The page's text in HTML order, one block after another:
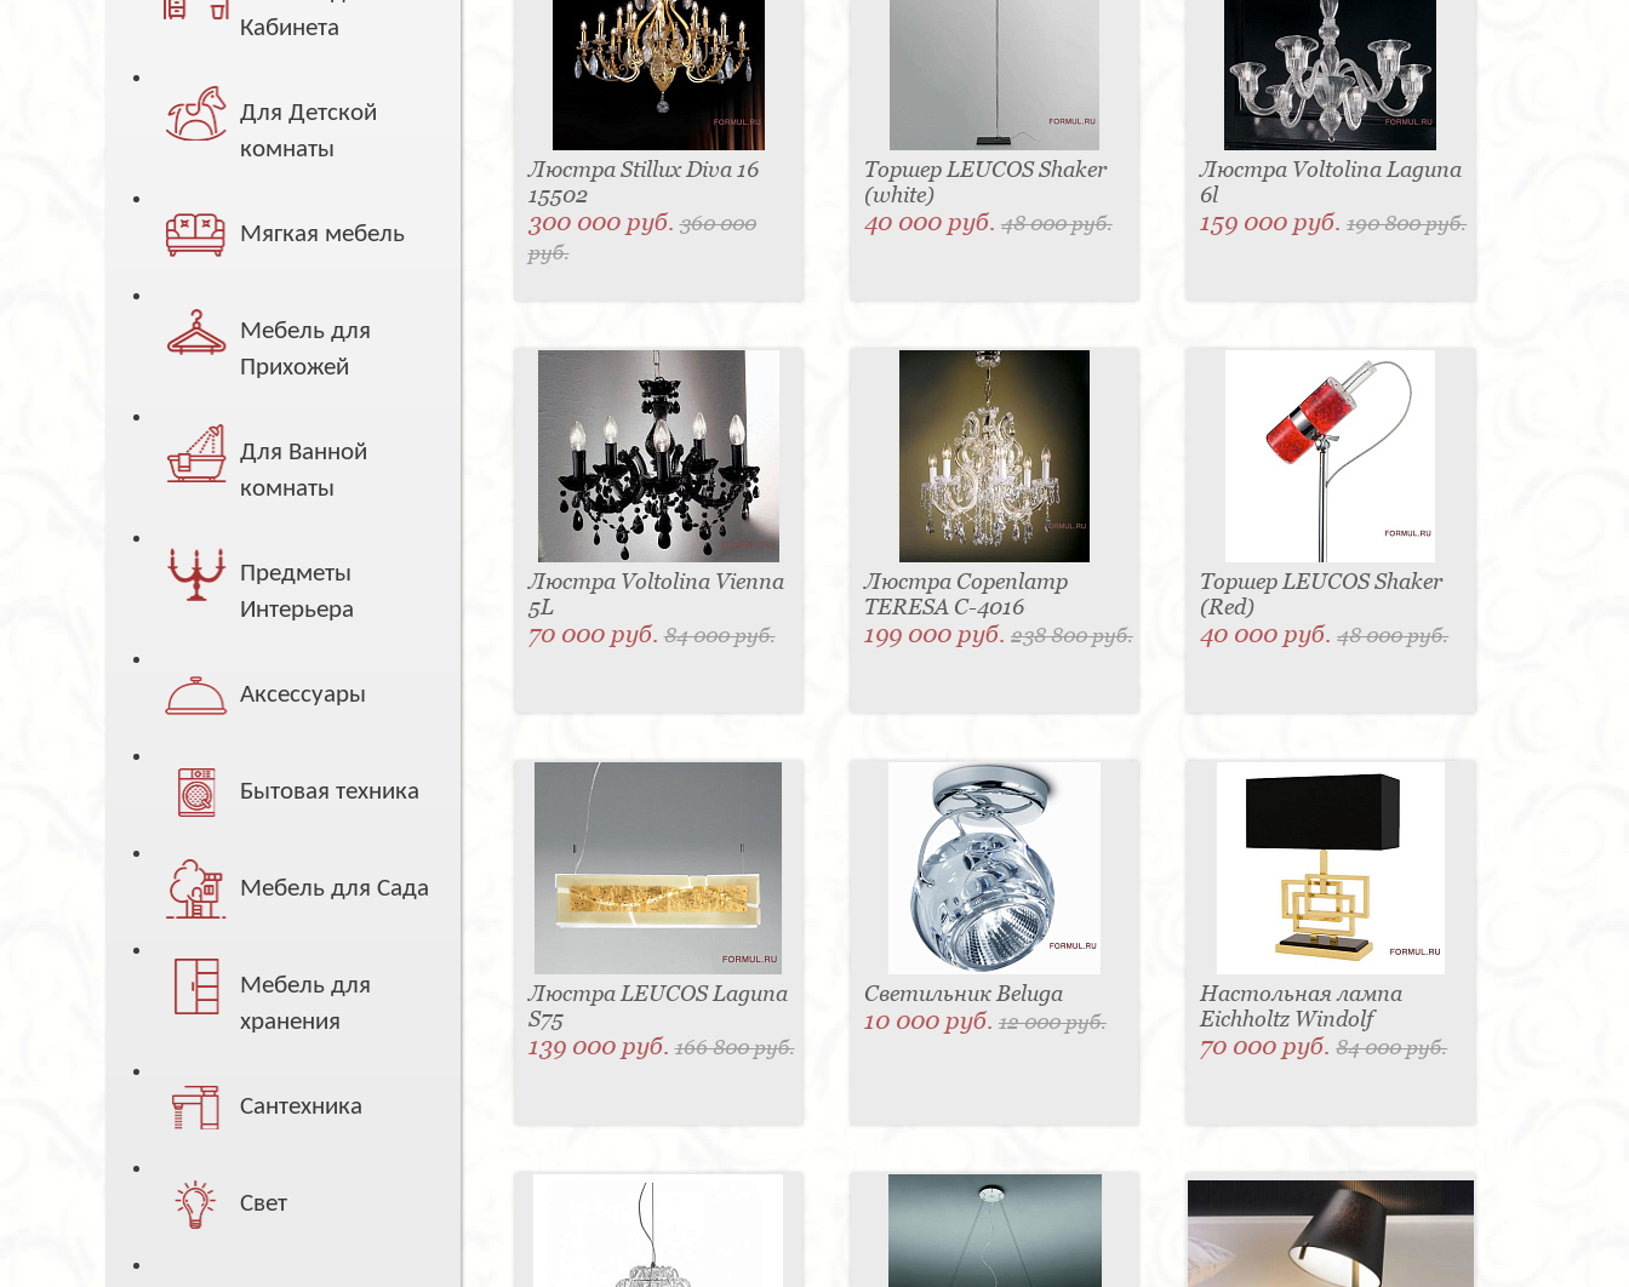
Кабинета
Для Детской
комнаты
Мягкая мебель
Мебель для
Прихожей
Для Ванной
комнаты
Предметы
Интерьера
Аксессуары
Бытовая техника
Мебель для Сада
Мебель для
хранения
Сантехника
Свет
Люстра Stillux Diva 16
15502
300 000 руб.360 000
руб.
Торшер LEUCOS Shaker
(white)
40 000 руб. 48 000 руб.
Люстра Voltolina Laguna
6l
159 000 руб.190 800 руб.
Люстра Voltolina Vienna
5L
70 000 руб.84 000 руб.
Люстра Copenlamp
TERESA C-4016
199 000 руб. 238 800 руб.
Торшер LEUCOS Shaker
(Red)
40 000 руб.48 000 руб.
Люстра LEUCOS Laguna
S75
139 000 руб.166 800 руб.
Светильник Beluga
10 000 руб. 12 000 руб.
Настольная лампа
Eichholtz Windolf
70 000 руб.84 000 руб.